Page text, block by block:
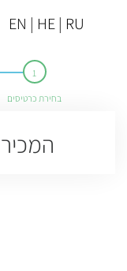
EN | HE | RU
בחירת כרטיסים